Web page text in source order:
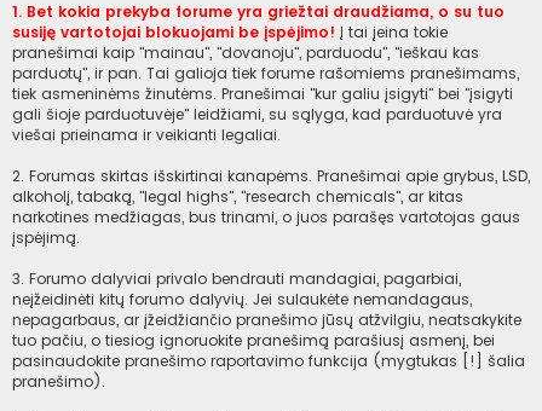
1. Bet kokia prekyba forume yra griežtai draudžiama, o su tuo
susiję vartotojai blokuojami be įspėjimo! Į tai įeina tokie
pranešimai kaip "mainau", "dovanoju", parduodu", "ieškau kas
parduotų", ir pan. Tai galioja tiek forume rašomiems pranešimams,
tiek asmeninėms žinutėms. Pranešimai "kur galiu įsigyti" bei "įsigyti
gali šioje parduotuvėje" leidžiami, su sąlyga, kad parduotuvė yra
viešai prieinama ir veikianti legaliai.
2. Forumas skirtas išskirtinai kanapėms. Pranešimai apie grybus, LSD,
alkoholį, tabaką, "legal highs", "research chemicals", ar kitas
narkotines medžiagas, bus trinami, o juos parašęs vartotojas gaus
įspėjimą.
3. Forumo dalyviai privalo bendrauti mandagiai, pagarbiai,
neįžeidinėti kitų forumo dalyvių. Jei sulaukėte nemandagaus,
nepagarbaus, ar įžeidžiančio pranešimo jūsų atžvilgiu, neatsakykite
tuo pačiu, o tiesiog ignoruokite pranešimą parašiusį asmenį, bei
pasinaudokite pranešimo raportavimo funkcija (mygtukas [!] šalia
pranešimo).